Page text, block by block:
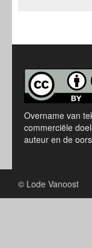
Overname van
commerciële
auteur en de
© Lode Vanoost